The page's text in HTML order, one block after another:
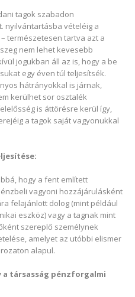
tagok szabadon
nyilvántartásba vételéig a
természetesen tartva azt a
nem lehet kevesebb
jogukban áll az is, hogy a be
egy éven túl teljesítsék.
hátrányokkal is járnak,
kerülhet sor osztalék
is áttörésre kerül így,
a tagok saját vagyonukkal
hogy a fent említett
vagyoni hozzájárulásként
felajánlott dolog (mint például
eszköz) vagy a tagnak mint
szereplő személynek
amelyet az utóbbi elismer
alapul.
társasság pénzforgalmi